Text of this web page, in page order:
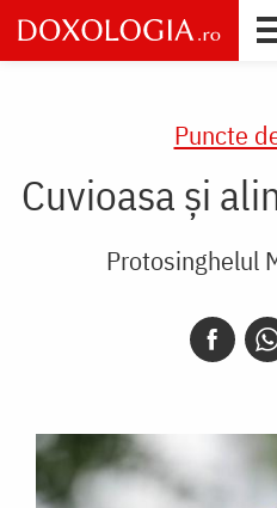
Skip
to
main
Puncte
Cuvioasa și
Protosinghelul